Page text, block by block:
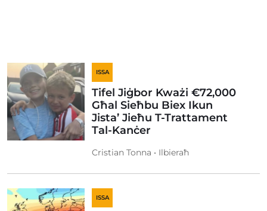
ISSA
Tifel Jiġbor Kważi €72,000
Għal Sieħbu Biex Ikun
Jista’ Jieħu T-Trattament
Tal-Kanċer
Cristian Tonna • Ilbieraħ
ISSA